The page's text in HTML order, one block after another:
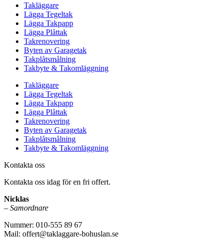
Takläggare
Lägga Tegeltak
Lägga Takpapp
Lägga Plåttak
Takrenovering
Byten av Garagetak
Takplåtsmålning
Takbyte & Takomläggning
Takläggare
Lägga Tegeltak
Lägga Takpapp
Lägga Plåttak
Takrenovering
Byten av Garagetak
Takplåtsmålning
Takbyte & Takomläggning
Kontakta oss
Kontakta oss idag för en fri offert.
Nicklas
– Samordnare
Nummer: 010-555 89 67
Mail: offert@taklaggare-bohuslan.se